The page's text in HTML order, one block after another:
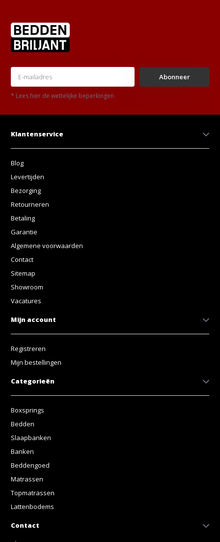
Abonneer
* Lees hier de wettelijke beperkingen
Klantenservice
Blog
Levertijden
Bezorging
Retourneren
Betaling
Garantie
Algemene voorwaarden
Contact
Sitemap
Showroom
Vacatures
Mijn account
Registreren
Mijn bestellingen
Categorieën
Boxsprings
Bedden
Slaapbanken
Banken
Beddengoed
Matrassen
Topmatrassen
Lattenbodems
Contact